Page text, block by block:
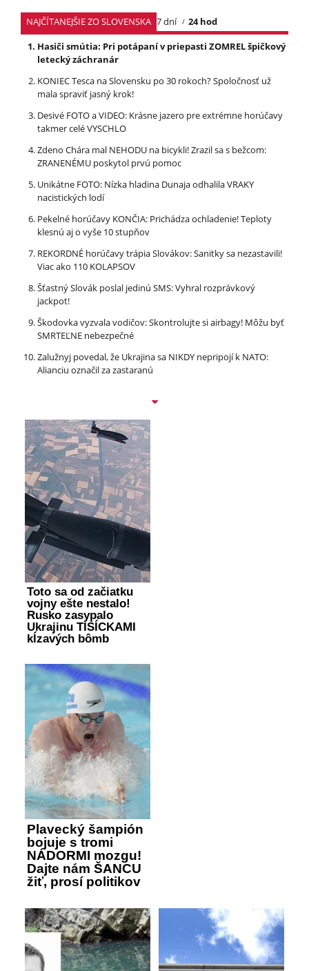
NAJČÍTANEJŠIE ZO SLOVENSKA 7 dní
24 hod
Hasiči smútia: Pri potápaní v priepasti ZOMREL špičkový
letecký záchranár
KONIEC Tesca na Slovensku po 30 rokoch? Spoločnosť už
mala spraviť jasný krok!
Desivé FOTO a VIDEO: Krásne jazero pre extrémne horúčavy
takmer celé VYSCHLO
Zdeno Chára mal NEHODU na bicykli! Zrazil sa s bežcom:
ZRANENÉMU poskytol prvú pomoc
Unikátne FOTO: Nízka hladina Dunaja odhalila VRAKY
nacistických lodí
Pekelné horúčavy KONČIA: Prichádza ochladenie! Teploty
klesnú aj o vyše 10 stupňov
REKORDNÉ horúčavy trápia Slovákov: Sanitky sa nezastavili!
Viac ako 110 KOLAPSOV
Šťastný Slovák poslal jedinú SMS: Vyhral rozprávkový
jackpot!
Škodovka vyzvala vodičov: Skontrolujte si airbagy! Môžu byť
SMRTEĽNE nebezpečné
Zalužnyj povedal, že Ukrajina sa NIKDY nepripojí k NATO:
Alianciu označil za zastaranú
Toto sa od začiatku
vojny ešte nestalo!
Rusko zasypalo
Ukrajinu TISÍCKAMI
kĺzavých bômb
Plavecký šampión
bojuje s tromi
NÁDORMI mozgu!
Dajte nám ŠANCU
žiť, prosí politikov